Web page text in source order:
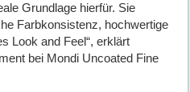
Grundlage hierfür. Sie
Farbkonsistenz, hochwertige
and Feel“, erklärt
bei Mondi Uncoated Fine